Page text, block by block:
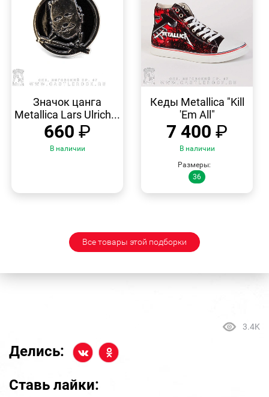
ПРОСМОТР
Значок цанга
Metallica Lars Ulrich...
660 ₽
В наличии
ПРОСМОТР
Кеды Metallica "Kill
'Em All"
7 400 ₽
В наличии
Размеры:
36
Все товары этой подборки
3.4K
Делись:
Ставь лайки: